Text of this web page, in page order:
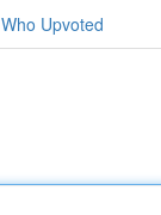
Who Upvoted